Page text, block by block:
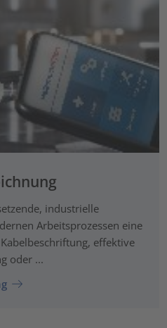
industrielle
Arbeitsprozessen eine
effektive
oder ...